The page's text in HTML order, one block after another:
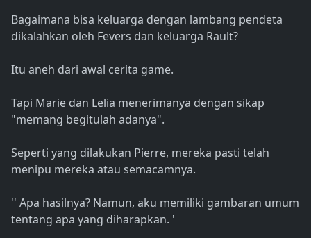
Bagaimana bisa keluarga dengan lambang pendeta
dikalahkan oleh Fevers dan keluarga Rault?
Itu aneh dari awal cerita game.
Tapi Marie dan Lelia menerimanya dengan sikap
"memang begitulah adanya".
Seperti yang dilakukan Pierre, mereka pasti telah
menipu mereka atau semacamnya.
'' Apa hasilnya? Namun, aku memiliki gambaran umum
tentang apa yang diharapkan. '